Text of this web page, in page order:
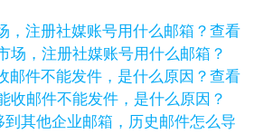
查看
场，注册社媒账号用什么邮箱？
查看
收邮件不能发件，是什么原因？